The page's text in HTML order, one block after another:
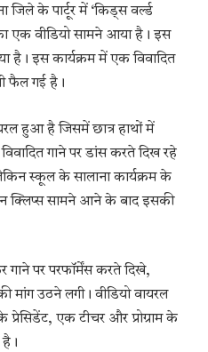
जिले के पार्टूर में ‘किड्स वर्ल्ड
एक वीडियो सामने आया है। इस
है। इस कार्यक्रम में एक विवादित
फैल गई है।
हुआ है जिसमें छात्र हाथों में
गाने पर डांस करते दिख रहे
स्कूल के सालाना कार्यक्रम के
क्लिप्स सामने आने के बाद इसकी
गाने पर परफॉर्मेंस करते दिखे,
मांग उठने लगी। वीडियो वायरल
प्रेसिडेंट, एक टीचर और प्रोग्राम के
है।